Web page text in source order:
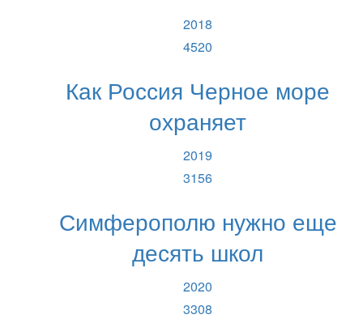
2018
4520
Как Россия Черное море
охраняет
2019
3156
Симферополю нужно еще
десять школ
2020
3308